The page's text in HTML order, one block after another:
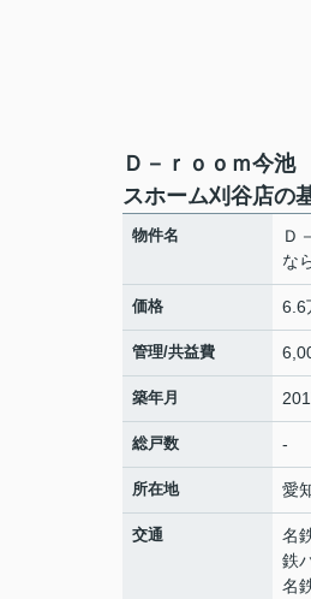
Ｄ－ｒｏｏｍ今
スホーム刈谷店の
物件名
Ｄ
な
価格 6.6
管理/共益費
築年月
総戸数 -
所在地 愛
交通 名
鉄
名